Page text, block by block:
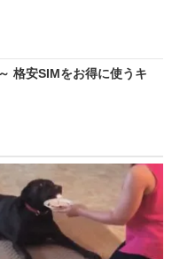
格安SIMをお得に使うキ